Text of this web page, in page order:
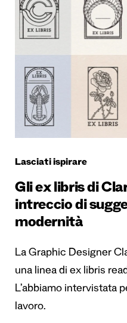
Lasciati ispirare
Gli ex libris di
intreccio di
modernità
La Graphic Designer
una linea di ex libris
L’abbiamo intervistata
lavoro.